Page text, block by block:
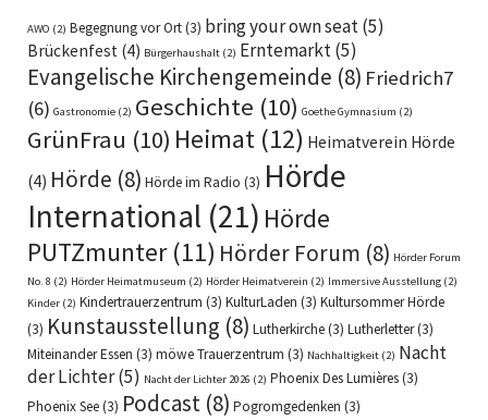
AWO (2) Begegnung vor Ort(3) bring your own seat(5)
Brückenfest (4) Bürgerhaushalt (2) Erntemarkt(5)
Evangelische Kirchengemeinde (8) Friedrich7
(6) Gastronomie (2) Geschichte (10) Goethe Gymnasium (2)
GrünFrau (10) Heimat (12) Heimatverein Hörde
(4) Hörde (8) Hörde im Radio (3) Hörde
International (21) Hörde
PUTZmunter(11) Hörder Forum (8) Hörder Forum
No. 8 (2) Hörder Heimatmuseum (2) Hörder Heimatverein (2) Immersive Ausstellung (2)
Kinder (2) Kindertrauerzentrum (3) KulturLaden (3) Kultursommer Hörde
(3) Kunstausstellung (8) Lutherkirche(3) Lutherletter(3)
Miteinander Essen (3) möwe Trauerzentrum (3) Nachhaltigkeit (2) Nacht
der Lichter(5) Nacht der Lichter 2026 (2) Phoenix Des Lumières(3)
Phoenix See(3) Podcast (8) Pogromgedenken (3)